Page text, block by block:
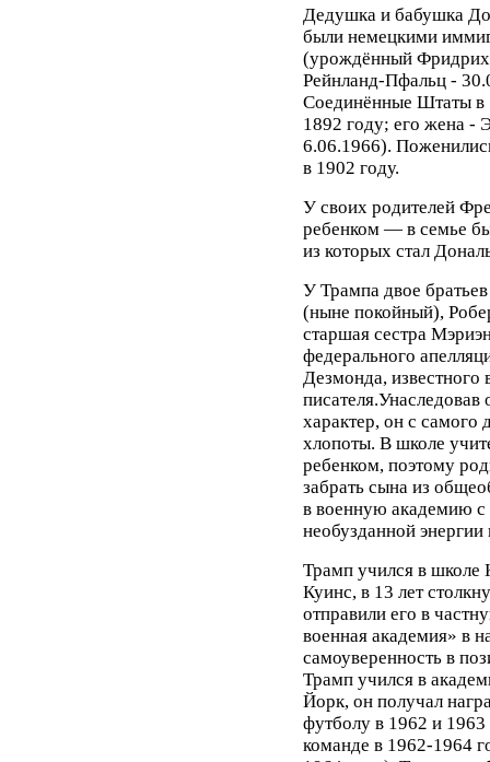
Дедушка и бабушка
были немецкими
(урождённый Фридрих
Рейнланд-Пфальц -
Соединённые Штаты в
1892 году; его жена -
6.06.1966).
в 1902 году.
У своих родителей
ребенком — в семье
из которых стал
У Трампа двое
(ныне покойный),
старшая сестра
федерального
Дезмонда,
характер, он с самого
хлопоты. В школе
ребенком, поэтому
забрать сына из
в военную академию с
необузданной энергии
Трамп учился в
Куинс, в 13 лет
отправили его в
военная академия» в
самоуверенность в
Трамп учился в
Йорк, он получал
футболу в 1962 и 1963
команде в 1962-1964